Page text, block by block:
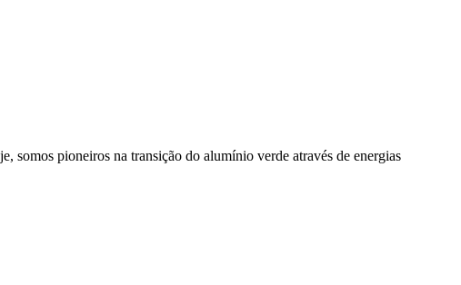
somos pioneiros na transição do alumínio verde através de energias